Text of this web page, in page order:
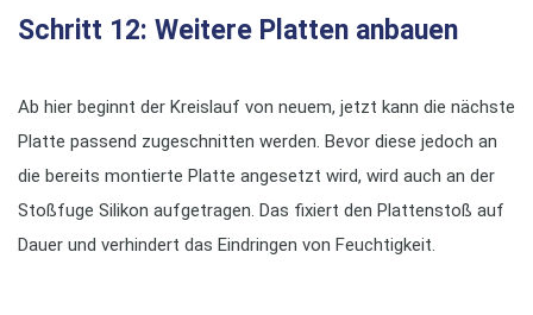
Schritt 12: Weitere Platten anbauen
Ab hier beginnt der Kreislauf von neuem, jetzt kann die nächste
Platte passend zugeschnitten werden. Bevor diese jedoch an
die bereits montierte Platte angesetzt wird, wird auch an der
Stoßfuge Silikon aufgetragen. Das fixiert den Plattenstoß auf
Dauer und verhindert das Eindringen von Feuchtigkeit.